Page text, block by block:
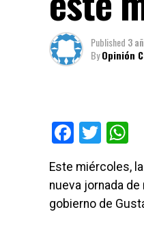
Published 3
ByOpinión
Este miércoles,
nueva jornada
gobierno de